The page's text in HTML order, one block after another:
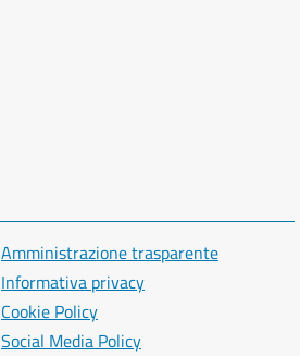
Amministrazione trasparente
Informativa privacy
Cookie Policy
Social Media Policy